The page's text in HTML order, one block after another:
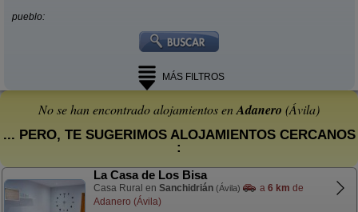
pueblo:
MÁS FILTROS
No se han encontrado alojamientos enAdanero (Ávila)
... PERO, TE SUGERIMOS ALOJAMIENTOS CERCANOS
:
La Casa de Los Bisa
Casa Rural en Sanchidrián (Ávila) a 6 km de
Adanero (Ávila)